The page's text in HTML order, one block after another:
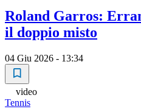
Roland Garros:
il doppio misto
04 Giu 2026 - 13:34
video
Tennis